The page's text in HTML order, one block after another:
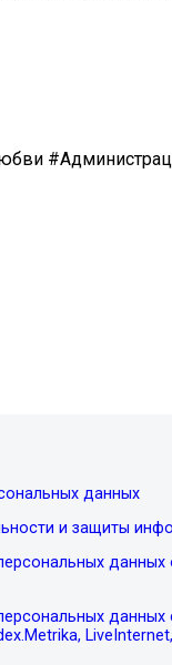
данных
и защиты
данных
данных
LiveInternet,